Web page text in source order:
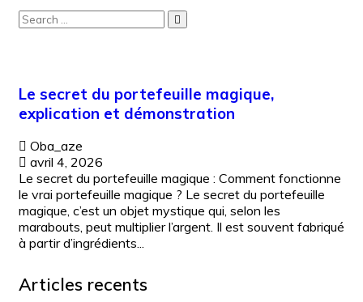
Le secret du portefeuille magique,
explication et démonstration
Oba_aze
avril 4, 2026
Le secret du portefeuille magique : Comment fonctionne
le vrai portefeuille magique ? Le secret du portefeuille
magique, c’est un objet mystique qui, selon les
marabouts, peut multiplier l’argent. Il est souvent fabriqué
à partir d’ingrédients...
Articles recents